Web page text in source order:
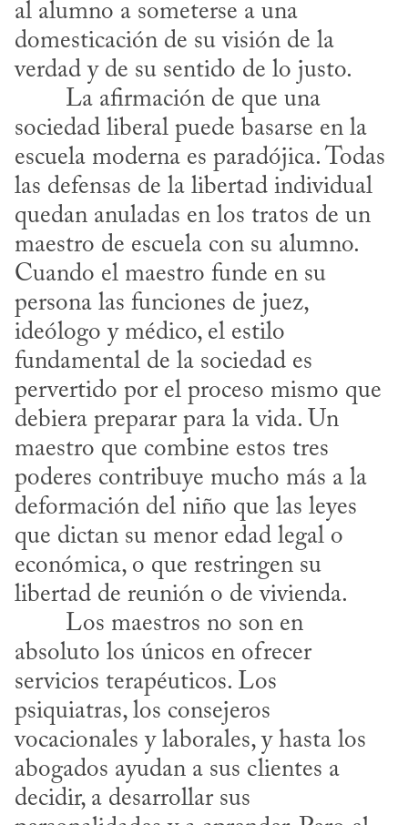
al alumno a someterse a una
domesticación de su visión de la
verdad y de su sentido de lo justo.
sociedad liberal puede basarse en la
escuela moderna es paradójica. Todas
las defensas de la libertad individual
quedan anuladas en los tratos de un
maestro de escuela con su alumno.
Cuando el maestro funde en su
persona las funciones de juez,
ideólogo y médico, el estilo
fundamental de la sociedad es
pervertido por el proceso mismo que
debiera preparar para la vida. Un
maestro que combine estos tres
poderes contribuye mucho más a la
deformación del niño que las leyes
que dictan su menor edad legal o
económica, o que restringen su
libertad de reunión o de vivienda.
absoluto los únicos en ofrecer
servicios terapéuticos. Los
psiquiatras, los consejeros
vocacionales y laborales, y hasta los
abogados ayudan a sus clientes a
decidir, a desarrollar sus